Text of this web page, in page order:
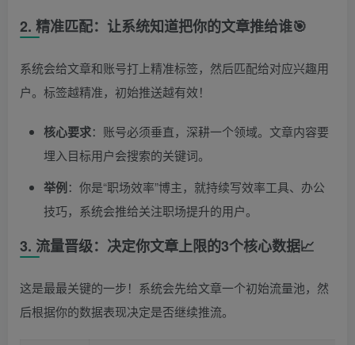
2. 精准匹配：让系统知道把你的文章推给谁🎯
系统会给文章和账号打上精准标签，然后匹配给对应兴趣用
户。标签越精准，初始推送越有效！
核心要求：账号必须垂直，深耕一个领域。文章内容要
埋入目标用户会搜索的关键词。
举例：你是“职场效率”博主，就持续写效率工具、办公
技巧，系统会推给关注职场提升的用户。
3. 流量晋级：决定你文章上限的3个核心数据📈
这是最最关键的一步！系统会先给文章一个初始流量池，然
后根据你的数据表现决定是否继续推流。